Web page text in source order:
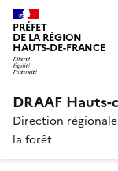
PRÉFET
DE LA RÉGION
HAUTS-DE-FRANCE
DRAAF Hauts-
Direction
la forêt